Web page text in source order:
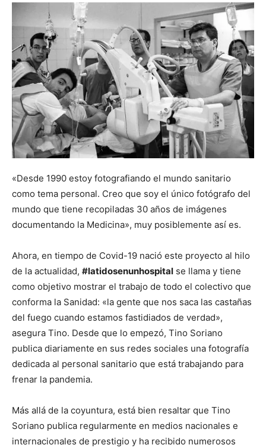
«Desde 1990 estoy fotografiando el mundo sanitario
como tema personal. Creo que soy el único fotógrafo del
mundo que tiene recopiladas 30 años de imágenes
documentando la Medicina», muy posiblemente así es.
Ahora, en tiempo de Covid-19 nació este proyecto al hilo
de la actualidad, #latidosenunhospital se llama y tiene
como objetivo mostrar el trabajo de todo el colectivo que
conforma la Sanidad: «la gente que nos saca las castañas
del fuego cuando estamos fastidiados de verdad»,
asegura Tino. Desde que lo empezó, Tino Soriano
publica diariamente en sus redes sociales una fotografía
dedicada al personal sanitario que está trabajando para
frenar la pandemia.
Más allá de la coyuntura, está bien resaltar que Tino
Soriano publica regularmente en medios nacionales e
internacionales de prestigio y ha recibido numerosos